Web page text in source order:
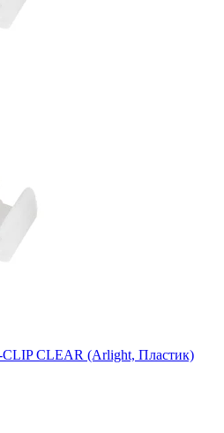
CLEAR (Arlight, Пластик)